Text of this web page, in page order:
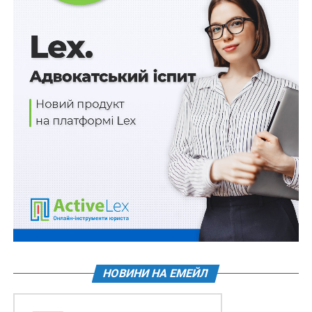
громади
міської ради
Харківської області
Також зверніть увагу на
Правові позиції Верховного
Суду щодо кримінальних правопорушень, пов’язаних
з війною,та збірникВоєнний стан. Всі нормативні
матеріали, алгоритми дій, роз’яснення, корисні
НОВИНИ НА ЕМЕЙЛ